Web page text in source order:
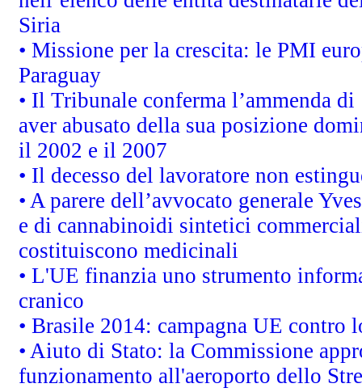
Siria
• Missione per la crescita: le PMI
Paraguay
• Il Tribunale conferma l’ammenda
aver abusato della sua posizione
il 2002 e il 2007
• Il decesso del lavoratore non
• A parere dell’avvocato generale
e di cannabinoidi sintetici
costituiscono medicinali
• L'UE finanzia uno strumento
cranico
• Brasile 2014: campagna UE contro
• Aiuto di Stato: la Commissione
funzionamento all'aeroporto dello